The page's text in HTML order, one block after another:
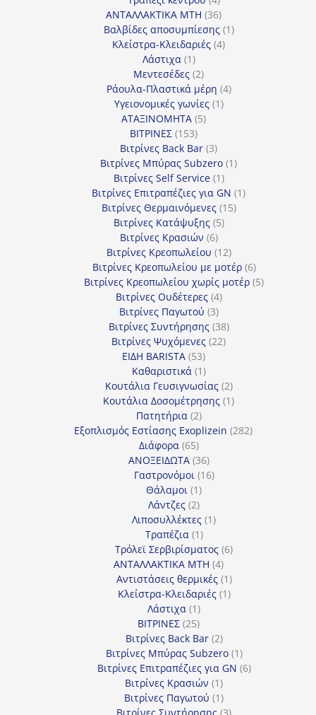
προϊόντα
ΑΝΤΑΛΛΑΚΤΙΚΑ MTH 3636
προϊόντα
Βαλβίδες αποσυμπίεσης 11
Κλείστρα-Κλειδαριές 44
Λάστιχα 11
προϊόν
Μεντεσέδες 22
προϊόντα
Ράουλα-Πλαστικά μέρη 44
Υγειονομικές γωνίες 11
ΑΤΑΞΙΝΟΜΗΤΑ 55
ΒΙΤΡΙΝΕΣ 153153
προϊόντα
Βιτρίνες Back Bar 33
προϊόντα
Βιτρίνες Mπύρας Subzero 11
Βιτρίνες Self Service 11
προϊόν
Βιτρίνες Επιτραπέζιες για GN 11
Βιτρίνες Θερμαινόμενες 1515
Βιτρίνες Κατάψυξης 55
Βιτρίνες Κρασιών 66
προϊόντα
Βιτρίνες Κρεοπωλείου 1212
προϊόντα
Βιτρίνες Κρεοπωλείου με μοτέρ 66
προϊόντα
Βιτρίνες Κρεοπωλείου χωρίς μοτέρ 55
Βιτρίνες Ουδέτερες 44
προϊόντα
Βιτρίνες Παγωτού 33
προϊόντα
Βιτρίνες Συντήρησης 3838
προϊόντα
Βιτρίνες Ψυχόμενες 2222
ΕΙΔΗ BARISTA 5353
προϊόντα
Καθαριστικά 11
προϊόν
Κουτάλια Γευσιγνωσίας 22
προϊόντα
Κουτάλια Δοσομέτρησης 11
Πατητήρια 22
προϊόντα
Εξοπλισμός Εστίασης Exoplizein 282282
Διάφορα 6565
προϊόντα
ΑΝΟΞΕΙΔΩΤΑ 3636
προϊόντα
Γαστρονόμοι 1616
Θάλαμοι 11
προϊόν
Λάντζες 22
προϊόντα
Λιποσυλλέκτες 11
Τραπέζια 11
προϊόν
Τρόλεϊ Σερβιρίσματος 66
ΑΝΤΑΛΛΑΚΤΙΚΑ MTH 44
προϊόντα
Αντιστάσεις θερμικές 11
προϊόν
Κλείστρα-Κλειδαριές 11
Λάστιχα 11
προϊόν
ΒΙΤΡΙΝΕΣ 2525
προϊόντα
Βιτρίνες Back Bar 22
προϊόντα
Βιτρίνες Mπύρας Subzero 11
προϊόν
Βιτρίνες Επιτραπέζιες για GN 66
Βιτρίνες Κρασιών 11
προϊόν
Βιτρίνες Παγωτού 11
προϊόν
Βιτρίνες Συντήρησης 33